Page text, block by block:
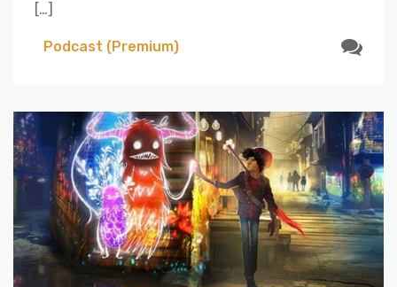
[…]
Podcast (Premium)